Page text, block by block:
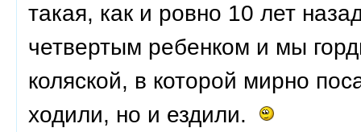
такая, как и ровно 10 лет
четвертым ребенком и мы
коляской, в которой мирно
ходили, но и ездили.